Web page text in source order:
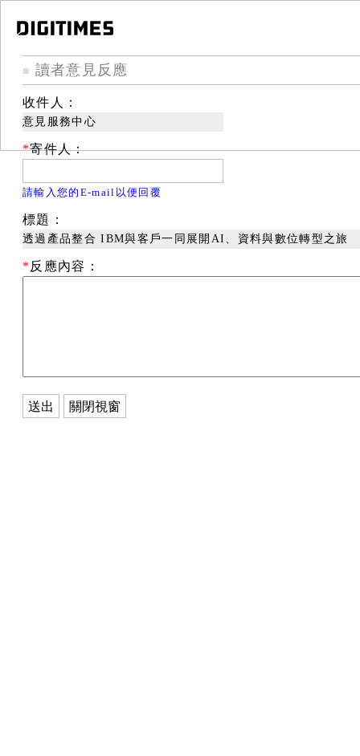
■ 讀者意見反應
收件人：
意見服務中心
*寄件人：
請輸入您的E-mail以便回覆
標題：
透過產品整合 IBM與客戶一同展開AI、資料與數位轉型之旅
* 反應內容：